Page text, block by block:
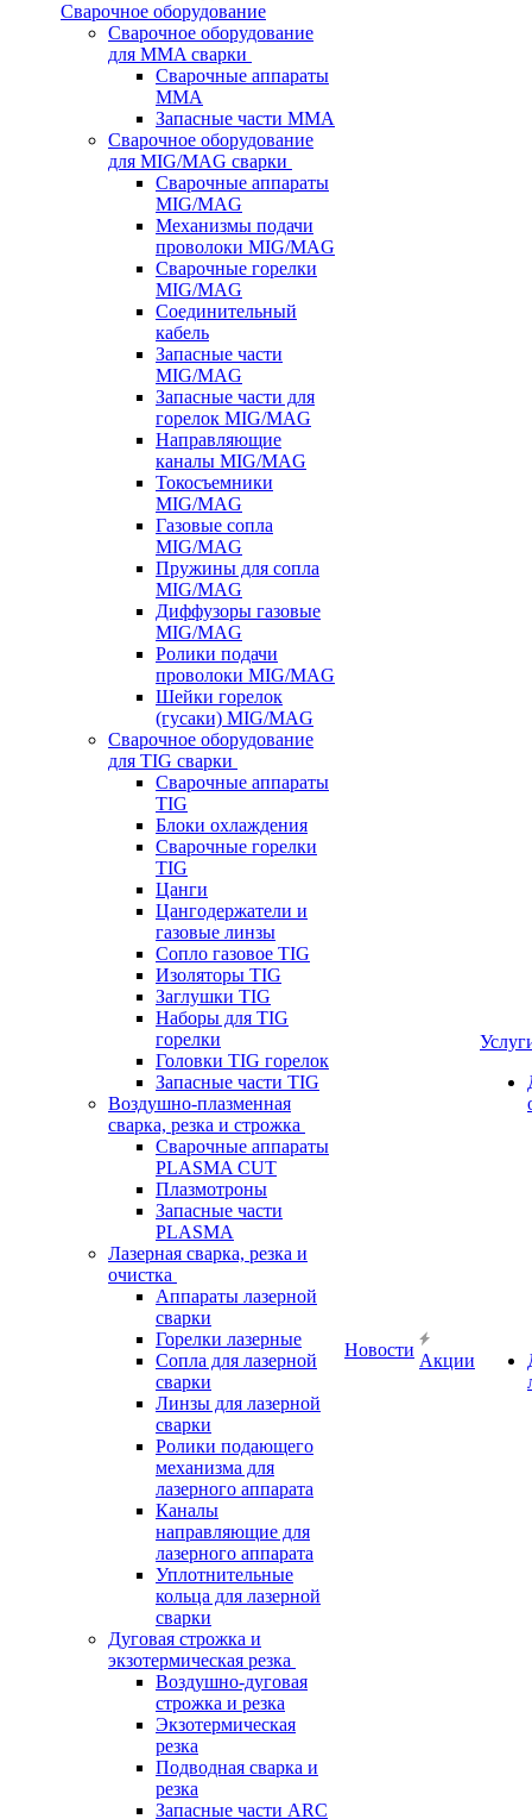
Сварочное оборудование
Сварочное оборудование
для MMA сварки
Сварочные аппараты
MMA
Запасные части MMA
Сварочное оборудование
для MIG/MAG сварки
Сварочные аппараты
MIG/MAG
Механизмы подачи
проволоки MIG/MAG
Сварочные горелки
MIG/MAG
Соединительный
кабель
Запасные части
MIG/MAG
Запасные части для
горелок MIG/MAG
Направляющие
каналы MIG/MAG
Токосъемники
MIG/MAG
Газовые сопла
MIG/MAG
Пружины для сопла
MIG/MAG
Диффузоры газовые
MIG/MAG
Ролики подачи
проволоки MIG/MAG
Шейки горелок
(гусаки) MIG/MAG
Сварочное оборудование
для TIG сварки
Сварочные аппараты
TIG
Блоки охлаждения
Сварочные горелки
TIG
Цанги
Цангодержатели и
газовые линзы
Сопло газовое TIG
Изоляторы TIG
Заглушки TIG
Наборы для TIG
горелки
Головки TIG горелок
Запасные части TIG
Воздушно-плазменная
сварка, резка и строжка
Сварочные аппараты
PLASMA CUT
Плазмотроны
Запасные части
PLASMA
Лазерная сварка, резка и
очистка
Аппараты лазерной
сварки
Горелки лазерные
Сопла для лазерной
сварки
Линзы для лазерной
сварки
Ролики подающего
механизма для
лазерного аппарата
Каналы
направляющие для
лазерного аппарата
Уплотнительные
кольца для лазерной
сварки
Дуговая строжка и
экзотермическая резка
Воздушно-дуговая
строжка и резка
Экзотермическая
резка
Подводная сварка и
резка
Запасные части ARC
Новости
Акции